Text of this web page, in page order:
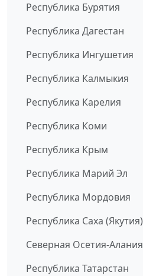
Республика Бурятия
Республика Дагестан
Республика Ингушетия
Республика Калмыкия
Республика Карелия
Республика Коми
Республика Крым
Республика Марий Эл
Республика Мордовия
Республика Саха (Якутия)
Северная Осетия-Алания
Республика Татарстан